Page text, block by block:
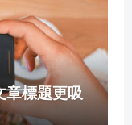
章標題更吸